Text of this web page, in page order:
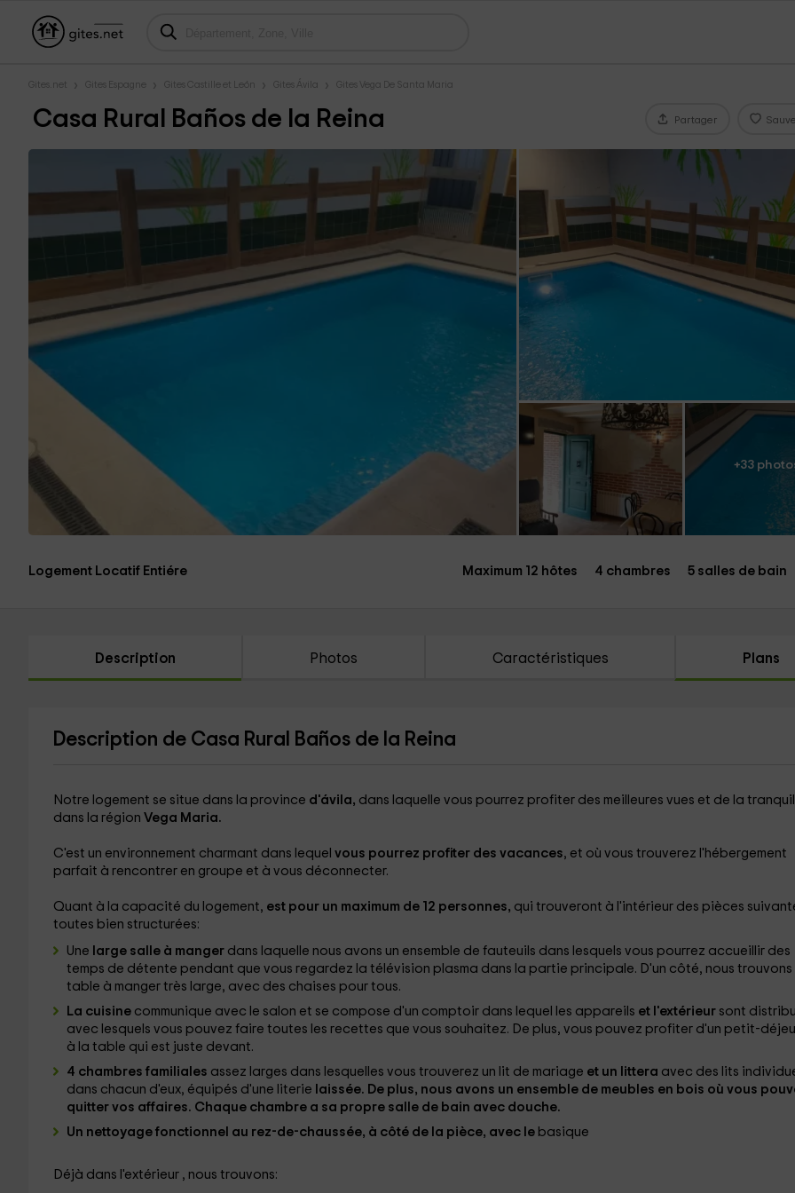
Gites.net Gites Espagne Gites Castille et León Gites Ávila Gites Vega De Santa Maria
Casa Rural Baños de la Reina Partager
+33
Logement Locatif Entiére Maximum 12 hôtes 4 chambres 5 salles de bain
Description Photos Caractéristiques Plans
Description de Casa Rural Baños de la Reina
Notre logement se situe dans la province d'ávila, dans laquelle vous pourrez profiter des meilleures vues et de la
dans la région Vega Maria.
C'est un environnement charmant dans lequel vous pourrez profiter des vacances, et où vous trouverez l'hébergement
parfait à rencontrer en groupe et à vous déconnecter.
Quant à la capacité du logement, est pour un maximum de 12 personnes, qui trouveront à l'intérieur des pièces
toutes bien structurées:
Une large salle à manger dans laquelle nous avons un ensemble de fauteuils dans lesquels vous pourrez accueillir des
temps de détente pendant que vous regardez la télévision plasma dans la partie principale. D'un côté, nous trouvons
table à manger très large, avec des chaises pour tous.
La cuisine communique avec le salon et se compose d'un comptoir dans lequel les appareils et l'extérieur sont
avec lesquels vous pouvez faire toutes les recettes que vous souhaitez. De plus, vous pouvez profiter d'un petit-
à la table qui est juste devant.
4 chambres familiales assez larges dans lesquelles vous trouverez un lit de mariage et un littera avec des lits
dans chacun d'eux, équipés d'une literie laissée. De plus, nous avons un ensemble de meubles en bois où vous
quitter vos affaires. Chaque chambre a sa propre salle de bain avec douche.
Un nettoyage fonctionnel au rez-de-chaussée, à côté de la pièce, avec le basique
Déjà dans l'extérieur , nous trouvons: